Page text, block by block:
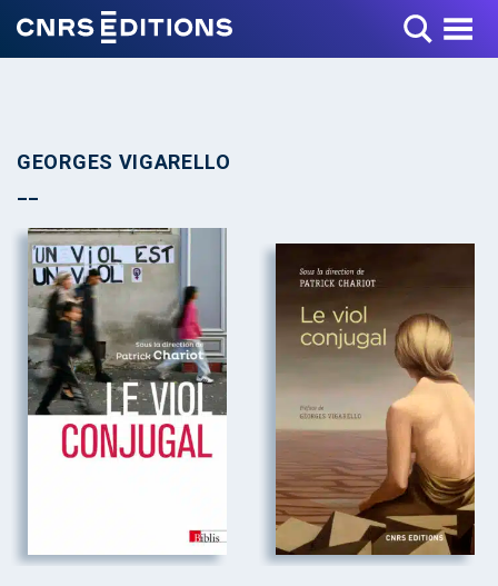
Toggle Menu
GEORGES VIGARELLO